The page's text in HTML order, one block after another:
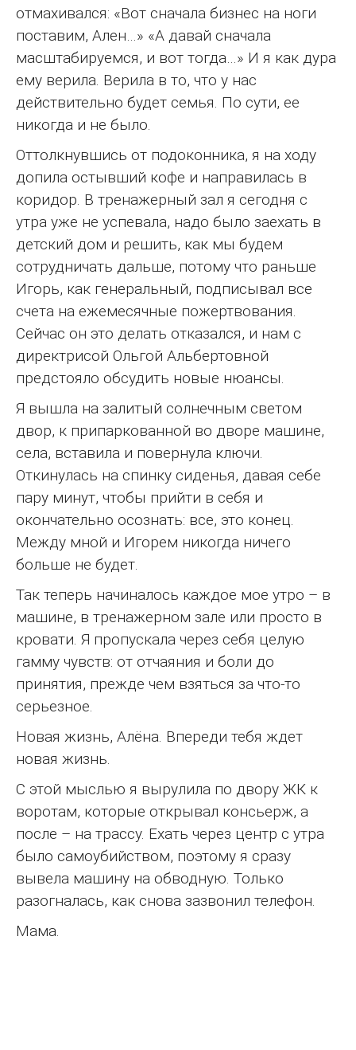
отмахивался: «Вот сначала бизнес на ноги
поставим, Ален…» «А давай сначала
масштабируемся, и вот тогда…» И я как дура
ему верила. Верила в то, что у нас
действительно будет семья. По сути, ее
никогда и не было.
Оттолкнувшись от подоконника, я на ходу
допила остывший кофе и направилась в
коридор. В тренажерный зал я сегодня с
утра уже не успевала, надо было заехать в
детский дом и решить, как мы будем
сотрудничать дальше, потому что раньше
Игорь, как генеральный, подписывал все
счета на ежемесячные пожертвования.
Сейчас он это делать отказался, и нам с
директрисой Ольгой Альбертовной
предстояло обсудить новые нюансы.
Я вышла на залитый солнечным светом
двор, к припаркованной во дворе машине,
села, вставила и повернула ключи.
Откинулась на спинку сиденья, давая себе
пару минут, чтобы прийти в себя и
окончательно осознать: все, это конец.
Между мной и Игорем никогда ничего
больше не будет.
Так теперь начиналось каждое мое утро – в
машине, в тренажерном зале или просто в
кровати. Я пропускала через себя целую
гамму чувств: от отчаяния и боли до
принятия, прежде чем взяться за что-то
серьезное.
Новая жизнь, Алёна. Впереди тебя ждет
новая жизнь.
С этой мыслью я вырулила по двору ЖК к
воротам, которые открывал консьерж, а
после – на трассу. Ехать через центр с утра
было самоубийством, поэтому я сразу
вывела машину на обводную. Только
разогналась, как снова зазвонил телефон.
Мама.